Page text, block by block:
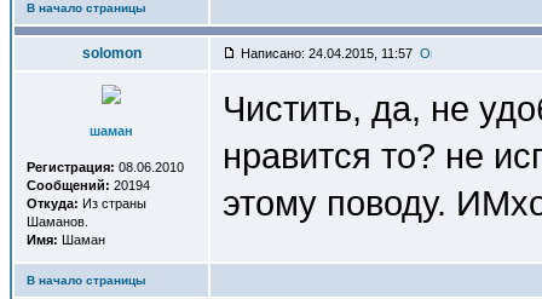
В начало страницы
solomon Написано: 24.04.2015, 11:57
шаман
Регистрация: 08.06.2010
Сообщений: 20194
Откуда: Из страны
Шаманов.
Имя: Шаман
Чистить, да, не
нравится то? не
этому поводу.
В начало страницы